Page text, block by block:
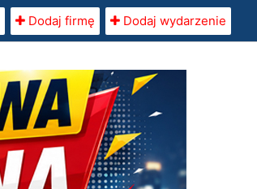
Dodaj firmę Dodaj wydarzenie